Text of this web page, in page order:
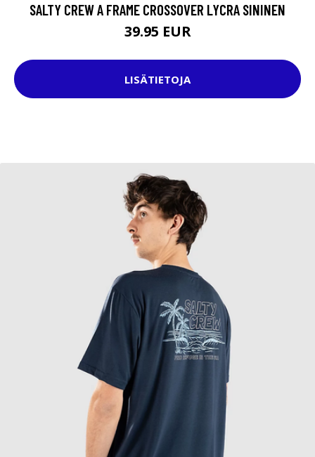
SALTY CREW A FRAME CROSSOVER LYCRA SININEN
39.95 EUR
LISÄTIETOJA